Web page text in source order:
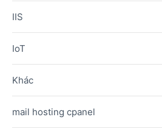
IIS
IoT
Khác
mail hosting cpanel